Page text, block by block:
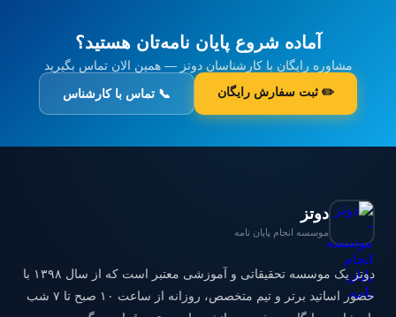
آماده شروع پایان نامه‌تان هستید؟
مشاوره رایگان با کارشناسان دوتز — همین الان تماس بگیرید
✏️ ثبت سفارش رایگان 📞 تماس با کارشناس
دوتز
موسسه انجام پایان نامه
دوتز یک موسسه تحقیقاتی و آموزشی معتبر است که از سال ۱۳۹۸ با
حضور اساتید برتر و تیم متخصص، روزانه از ساعت ۱۰ صبح تا ۷ شب